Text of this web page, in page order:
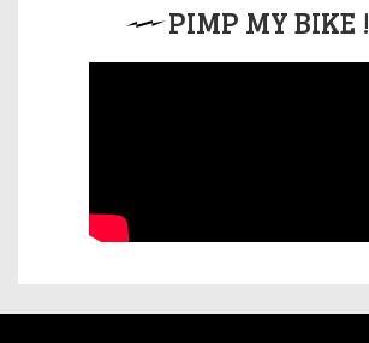
PIMP MY BIKE !